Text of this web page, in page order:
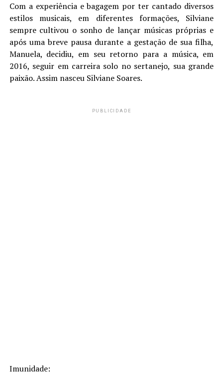
Com a experiência e bagagem por ter cantado diversos
estilos musicais, em diferentes formações, Silviane
sempre cultivou o sonho de lançar músicas próprias e
após uma breve pausa durante a gestação de sua filha,
Manuela, decidiu, em seu retorno para a música, em
2016, seguir em carreira solo no sertanejo, sua grande
paixão. Assim nasceu Silviane Soares.
PUBLICIDADE
Imunidade: